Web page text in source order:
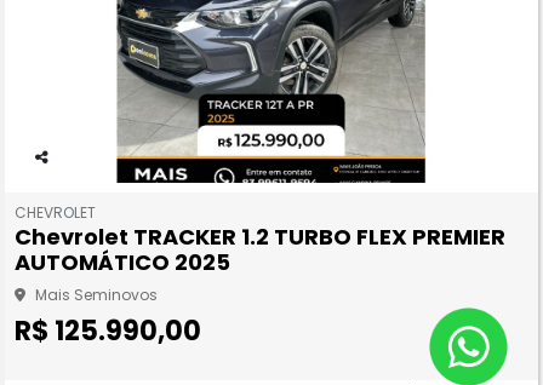
pa
rtil
he
CHEVROLET
Chevrolet TRACKER 1.2 TURBO FLEX PREMIER
AUTOMÁTICO 2025
Mais Seminovos
R$ 125.990,00